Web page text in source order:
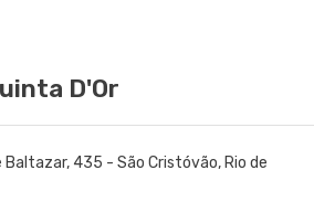
D'Or
Baltazar, 435 - São Cristóvão, Rio de